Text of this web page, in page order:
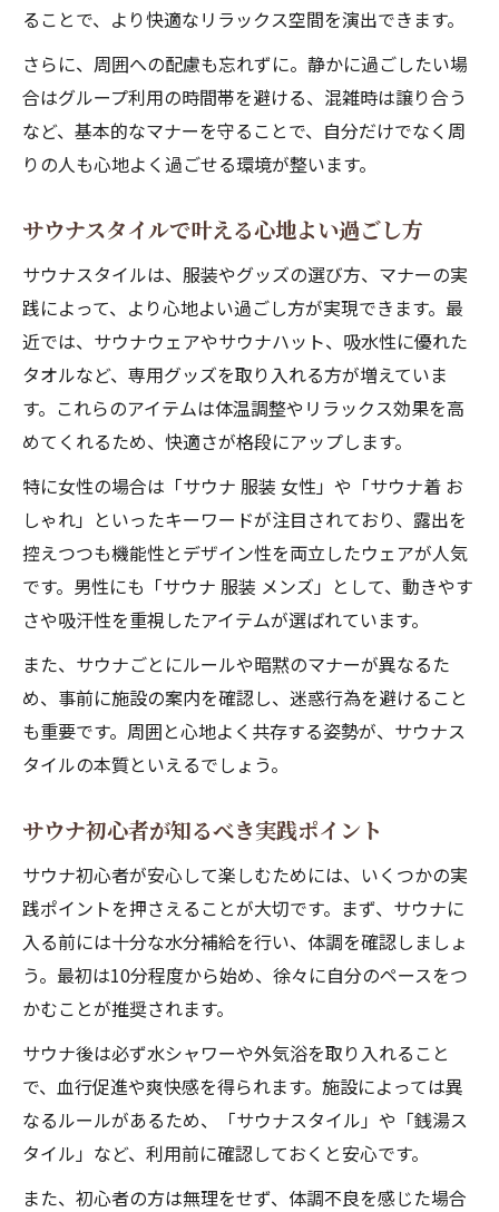
ることで、より快適なリラックス空間を演出できます。
さらに、周囲への配慮も忘れずに。静かに過ごしたい場
合はグループ利用の時間帯を避ける、混雑時は譲り合う
など、基本的なマナーを守ることで、自分だけでなく周
りの人も心地よく過ごせる環境が整います。
サウナスタイルで叶える心地よい過ごし方
サウナスタイルは、服装やグッズの選び方、マナーの実
践によって、より心地よい過ごし方が実現できます。最
近では、サウナウェアやサウナハット、吸水性に優れた
タオルなど、専用グッズを取り入れる方が増えていま
す。これらのアイテムは体温調整やリラックス効果を高
めてくれるため、快適さが格段にアップします。
特に女性の場合は「サウナ 服装 女性」や「サウナ着 お
しゃれ」といったキーワードが注目されており、露出を
控えつつも機能性とデザイン性を両立したウェアが人気
です。男性にも「サウナ 服装 メンズ」として、動きやす
さや吸汗性を重視したアイテムが選ばれています。
また、サウナごとにルールや暗黙のマナーが異なるた
め、事前に施設の案内を確認し、迷惑行為を避けること
も重要です。周囲と心地よく共存する姿勢が、サウナス
タイルの本質といえるでしょう。
サウナ初心者が知るべき実践ポイント
サウナ初心者が安心して楽しむためには、いくつかの実
践ポイントを押さえることが大切です。まず、サウナに
入る前には十分な水分補給を行い、体調を確認しましょ
う。最初は10分程度から始め、徐々に自分のペースをつ
かむことが推奨されます。
サウナ後は必ず水シャワーや外気浴を取り入れること
で、血行促進や爽快感を得られます。施設によっては異
なるルールがあるため、「サウナスタイル」や「銭湯ス
タイル」など、利用前に確認しておくと安心です。
また、初心者の方は無理をせず、体調不良を感じた場合